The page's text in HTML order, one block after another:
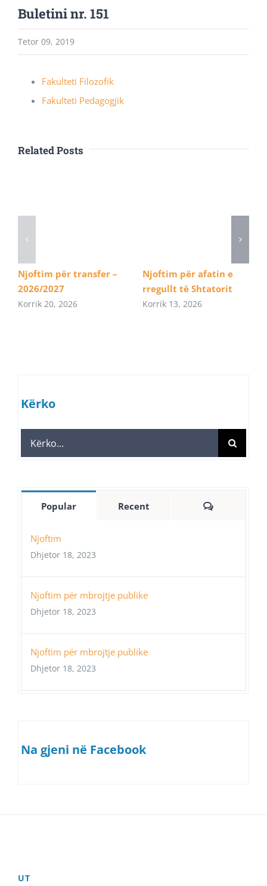
Buletini nr. 151
Tetor 09, 2019
Fakulteti Filozofik
Fakulteti Pedagogjik
Related Posts
Njoftim për transfer –
2026/2027
Korrik 20, 2026
Njoftim për afatin e
rregullt të Shtatorit
Korrik 13, 2026
Kërko
Search
for:
Popular Recent Comments
Njoftim
Dhjetor 18, 2023
Njoftim për mbrojtje publike
Dhjetor 18, 2023
Njoftim për mbrojtje publike
Dhjetor 18, 2023
Na gjeni në Facebook
UT